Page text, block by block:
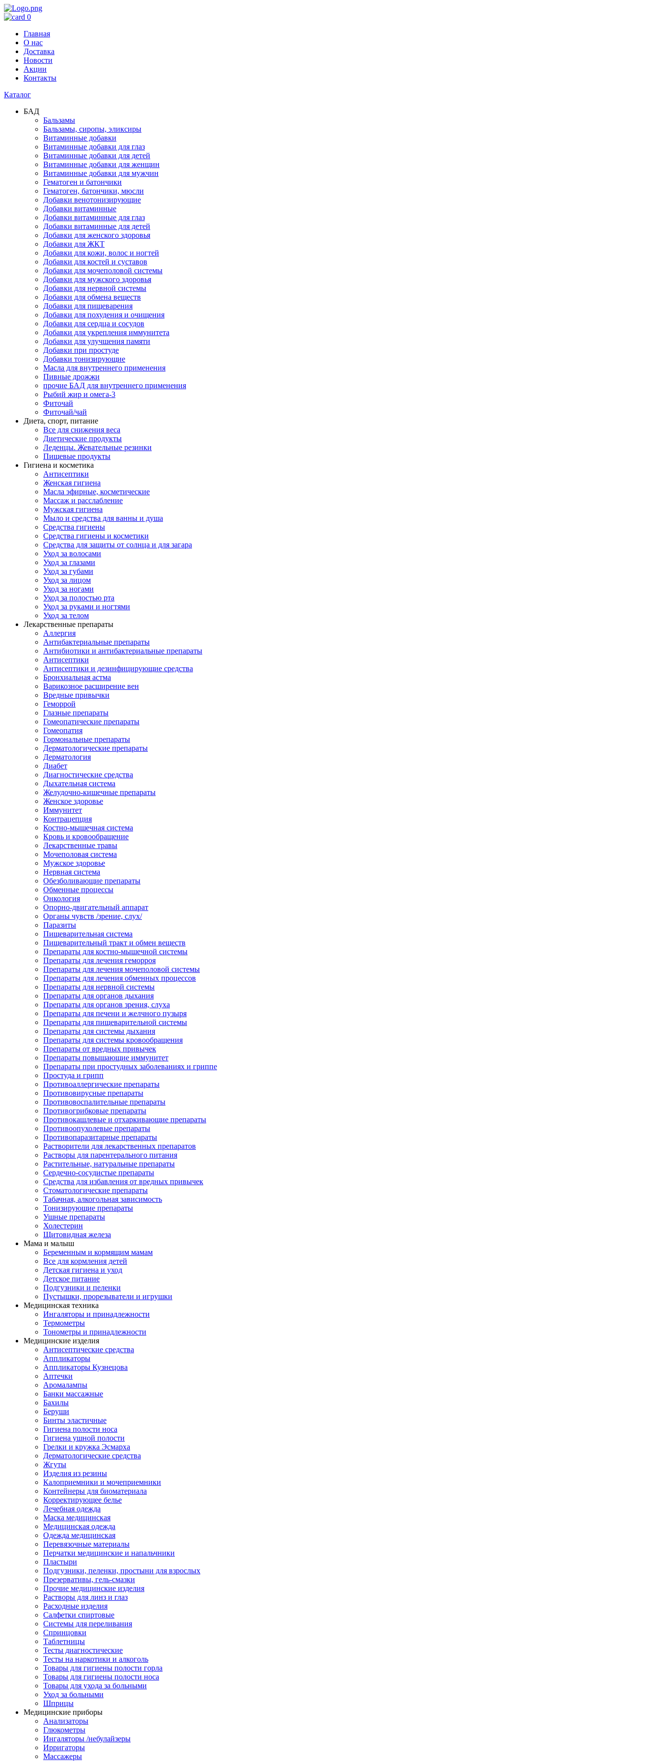
0
Главная
О нас
Доставка
Новости
Акции
Контакты
Каталог
БАД
Бальзамы
Бальзамы, сиропы, эликсиры
Витаминные добавки
Витаминные добавки для глаз
Витаминные добавки для детей
Витаминные добавки для женщин
Витаминные добавки для мужчин
Гематоген и батончики
Гематоген, батончики, мюсли
Добавки венотонизирующие
Добавки витаминные
Добавки витаминные для глаз
Добавки витаминные для детей
Добавки для женского здоровья
Добавки для ЖКТ
Добавки для кожи, волос и ногтей
Добавки для костей и суставов
Добавки для мочеполовой системы
Добавки для мужского здоровья
Добавки для нервной системы
Добавки для обмена веществ
Добавки для пищеварения
Добавки для похудения и очищения
Добавки для сердца и сосудов
Добавки для укрепления иммунитета
Добавки для улучшения памяти
Добавки при простуде
Добавки тонизирующие
Масла для внутреннего применения
Пивные дрожжи
прочие БАД для внутреннего применения
Рыбий жир и омега-3
Фиточай
Фиточай/чай
Диета, спорт, питание
Все для снижения веса
Диетические продукты
Леденцы. Жевательные резинки
Пищевые продукты
Гигиена и косметика
Антисептики
Женская гигиена
Масла эфирные, косметические
Массаж и расслабление
Мужская гигиена
Мыло и средства для ванны и душа
Средства гигиены
Средства гигиены и косметики
Средства для защиты от солнца и для загара
Уход за волосами
Уход за глазами
Уход за губами
Уход за лицом
Уход за ногами
Уход за полостью рта
Уход за руками и ногтями
Уход за телом
Лекарственные препараты
Аллергия
Антибактериальные препараты
Антибиотики и антибактериальные препараты
Антисептики
Антисептики и дезинфицирующие средства
Бронхиальная астма
Варикозное расширение вен
Вредные привычки
Геморрой
Глазные препараты
Гомеопатические препараты
Гомеопатия
Гормональные препараты
Дерматологические препараты
Дерматология
Диабет
Диагностические средства
Дыхательная система
Желудочно-кишечные препараты
Женское здоровье
Иммунитет
Контрацепция
Костно-мышечная система
Кровь и кровообращение
Лекарственные травы
Мочеполовая система
Мужское здоровье
Нервная система
Обезболивающие препараты
Обменные процессы
Онкология
Опорно-двигательный аппарат
Органы чувств /зрение, слух/
Паразиты
Пищеварительная система
Пищеварительный тракт и обмен веществ
Препараты для костно-мышечной системы
Препараты для лечения геморроя
Препараты для лечения мочеполовой системы
Препараты для лечения обменных процессов
Препараты для нервной системы
Препараты для органов дыхания
Препараты для органов зрения, слуха
Препараты для печени и желчного пузыря
Препараты для пищеварительной системы
Препараты для системы дыхания
Препараты для системы кровообращения
Препараты от вредных привычек
Препараты повышающие иммунитет
Препараты при простудных заболеваниях и гриппе
Простуда и грипп
Противоаллергические препараты
Противовирусные препараты
Противовоспалительные препараты
Противогрибковые препараты
Противокашлевые и отхаркивающие препараты
Противоопухолевые препараты
Противопаразитарные препараты
Растворители для лекарственных препаратов
Растворы для парентерального питания
Растительные, натуральные препараты
Сердечно-сосудистые препараты
Средства для избавления от вредных привычек
Стоматологические препараты
Табачная, алкогольная зависимость
Тонизирующие препараты
Ушные препараты
Холестерин
Щитовидная железа
Мама и малыш
Беременным и кормящим мамам
Все для кормления детей
Детская гигиена и уход
Детское питание
Подгузники и пеленки
Пустышки, прорезыватели и игрушки
Медицинская техника
Ингаляторы и принадлежности
Термометры
Тонометры и принадлежности
Медицинские изделия
Антисептические средства
Аппликаторы
Аппликаторы Кузнецова
Аптечки
Аромалампы
Банки массажные
Бахилы
Беруши
Бинты эластичные
Гигиена полости носа
Гигиена ушной полости
Грелки и кружка Эсмарха
Дерматологические средства
Жгуты
Изделия из резины
Калоприемники и мочеприемники
Контейнеры для биоматериала
Корректирующее белье
Лечебная одежда
Маска медицинская
Медицинская одежда
Одежда медицинская
Перевязочные материалы
Перчатки медицинские и напальчники
Пластыри
Подгузники, пеленки, простыни для взрослых
Презервативы, гель-смазки
Прочие медицинские изделия
Растворы для линз и глаз
Расходные изделия
Салфетки спиртовые
Системы для переливания
Спринцовки
Таблетницы
Тесты диагностические
Тесты на наркотики и алкоголь
Товары для гигиены полости горла
Товары для гигиены полости носа
Товары для ухода за больными
Уход за больными
Шприцы
Медицинские приборы
Анализаторы
Глюкометры
Ингаляторы /небулайзеры
Ирригаторы
Массажеры